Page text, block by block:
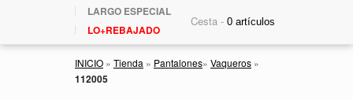
LARGO ESPECIAL
LO+REBAJADO
Cesta -
INICIO » Tienda » Pantalones» Vaqueros »
112005